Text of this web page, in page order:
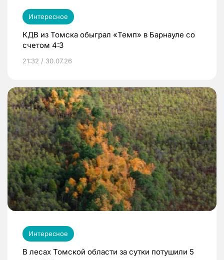
Интересное
КДВ из Томска обыграл «Темп» в Барнауле со
счетом 4:3
21:32 / 30.07.26
Интересное
В лесах Томской области за сутки потушили 5